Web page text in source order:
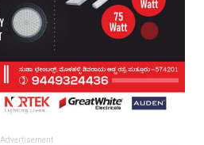
Advertisement